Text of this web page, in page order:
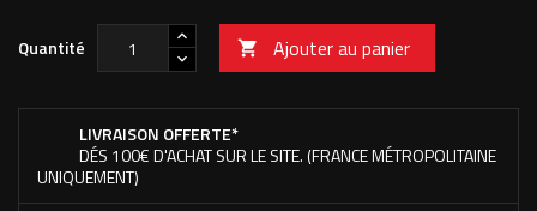
Quantité  Ajouter au panier
LIVRAISON OFFERTE*
DÉS 100€ D'ACHAT SUR LE SITE. (FRANCE MÉTROPOLITAINE
UNIQUEMENT)